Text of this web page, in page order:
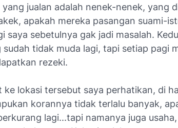
jualan adalah nenek-nenek, yang
apakah mereka pasangan suami-
saya sebetulnya gak jadi masalah.
sudah tidak muda lagi, tapi setiap pagi
rezeki.
ke lokasi tersebut saya perhatikan, di
korannya tidak terlalu banyak,
lagi...tapi namanya juga